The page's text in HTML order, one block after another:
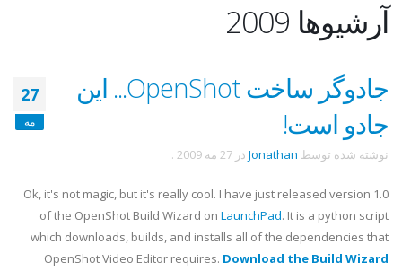
آرشیوها 2009
27
مه
جادوگر ساخت OpenShot... این
جادو است!
نوشته شده توسط Jonathan در 27 مه 2009 .
Ok, it's not magic, but it's really cool. I have just released version 1.0
of the OpenShot Build Wizard on LaunchPad. It is a python script
which downloads, builds, and installs all of the dependencies that
OpenShotVideo Editor requires. Download the Build Wizard